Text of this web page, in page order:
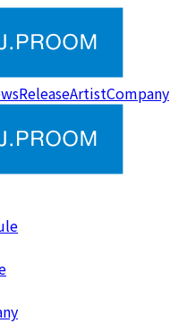
ReleaseArtistCompany